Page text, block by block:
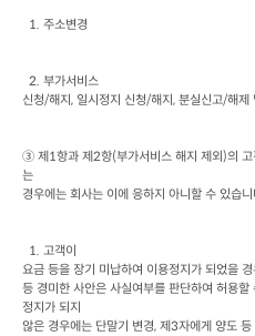
  1.
주소변경
  2.
부가서비스
신청/해지 , 일시정지 신청/해지 , 분실신고/해제
③ 제 1항과 제 2항(부가서비스 해지 제외 )의
는
경우에는 회사는 이에 응하지 아니할 수 있습
  1.
고객이
요금 등을 장기 미납하여 이용정지가 되었을 경
등 경미한 사안은 사실여부를 판단하여 허용할
정지가 되지
않은 경우에는 단말기 변경, 제 3자에게 양도 등